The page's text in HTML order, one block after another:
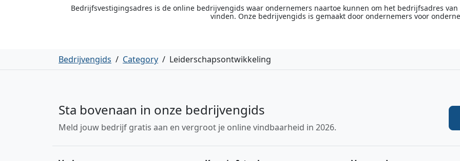
Bedrijfsvestigingsadres is de online bedrijvengids waar ondernemers naartoe kunnen om het bedrijfsadres
vinden. Onze bedrijvengids is gemaakt door ondernemers voor
Bedrijvengids / Category / Leiderschapsontwikkeling
Sta bovenaan in onze bedrijvengids
Meld jouw bedrijf gratis aan en vergroot je online vindbaarheid in 2026.